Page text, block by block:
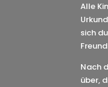
Alle
sich
Nach
über,